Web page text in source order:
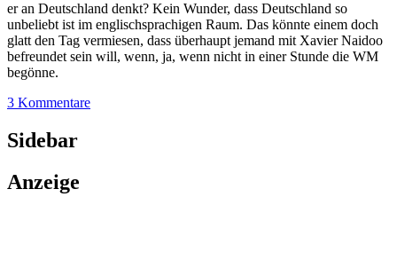
er an Deutschland denkt? Kein Wunder, dass Deutschland so
unbeliebt ist im englischsprachigen Raum. Das könnte einem doch
glatt den Tag vermiesen, dass überhaupt jemand mit Xavier Naidoo
befreundet sein will, wenn, ja, wenn nicht in einer Stunde die WM
begönne.
3 Kommentare
Sidebar
Anzeige